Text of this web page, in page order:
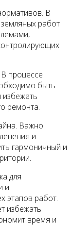
В
работ
процессе
быть
ремонта.
Важно
и
гармоничный и
для
и
этапов работ.
избежать
время и